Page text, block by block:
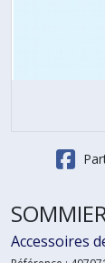
Accessoires